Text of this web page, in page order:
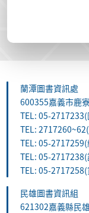
蘭潭圖書資訊處
600355嘉義市鹿
TEL: 05-
TEL:
TEL: 05-
TEL: 05-
TEL: 05-
民雄圖書資訊組
621302嘉義縣民